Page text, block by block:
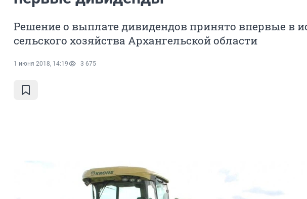
Решение о выплате дивидендов принято впервые в
сельского хозяйства Архангельской области
1 июня 2018, 14:19 3 675